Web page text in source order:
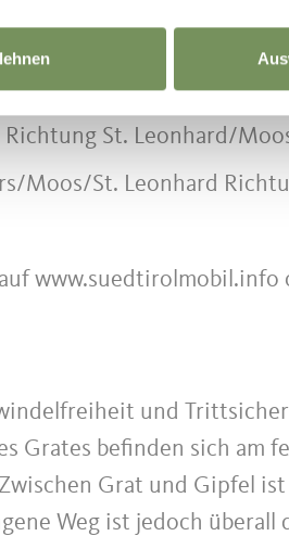
Anreise
St. Leonhard/
Moos/St. Leonhard
www.suedtirolmobil.info
und
Grates befinden sich am
Grat und Gipfel
Weg ist jedoch